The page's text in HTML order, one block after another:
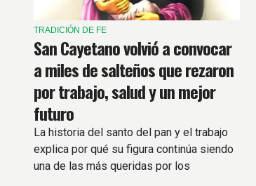
TRADICIÓN DE FE
San Cayetano volvió a convocar
a miles de salteños que rezaron
por trabajo, salud y un mejor
futuro
La historia del santo del pan y el trabajo
explica por qué su figura continúa siendo
una de las más queridas por los